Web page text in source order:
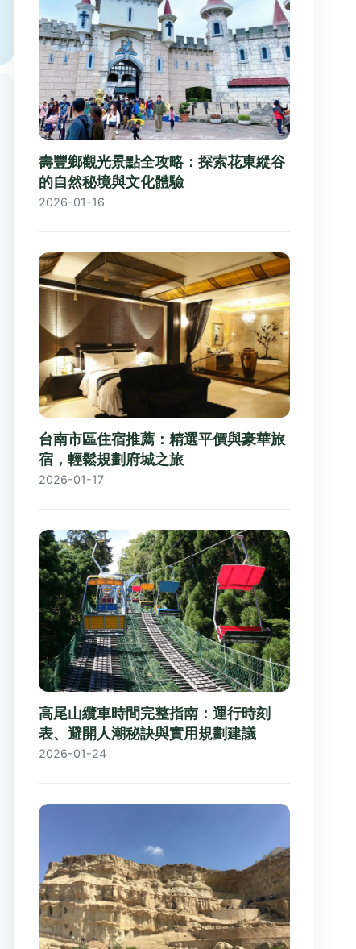
壽豐鄉觀光景點全攻略：探索花東縱谷
的自然秘境與文化體驗
2026-01-16
台南市區住宿推薦：精選平價與豪華旅
宿，輕鬆規劃府城之旅
2026-01-17
高尾山纜車時間完整指南：運行時刻
表、避開人潮秘訣與實用規劃建議
2026-01-24